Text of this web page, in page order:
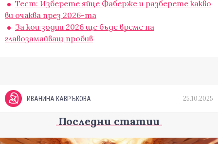
Тест: Изберете яйце Фаберже и разберете какво
ви очаква през 2026-та
За кои зодии 2026 ще бъде време на
главозамайващ пробив
ИВАНИНА КАВРЪКОВА 25.10.2025
Последни статии